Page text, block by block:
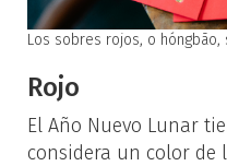
Los sobres rojos, o
Rojo
El Año Nuevo Lunar
considera un color de